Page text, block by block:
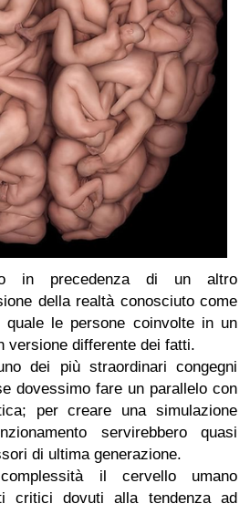
in precedenza di un altro
della realtà conosciuto come
quale le persone coinvolte in un
versione differente dei fatti.
dei più straordinari congegni
dovessimo fare un parallelo con
per creare una simulazione
servirebbero quasi
di ultima generazione.
il cervello umano
critici dovuti alla tendenza ad